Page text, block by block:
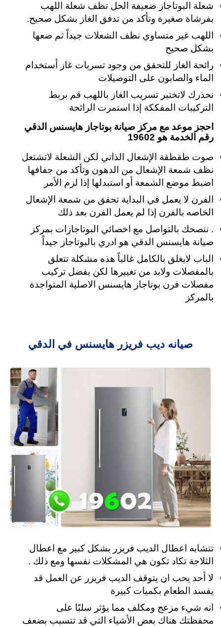
شعلة البوتاجاز ضعيفة الحل نظف شعلة اللهب
بفرشاة صغيرة وتأكد من تدفق الغاز بشكل صحيح.
اللهب غير متساوي نظف الشعلات جيداً ثم ضعها
بشكل صحيح
رائحة الغاز للتحقق من وجود تسربات غاز أستخدام
الماء والصابون على التوصيلات
نحذرك لاتختبر تسريب الغاز باللهب قم بربط
التركيبات المفككة إذا استمرت الرائحة
احجز موعد مع مركز صيانة بوتاجاز هايسنس الدقي
رقم الخدمة هو 19602
صوت طقطقة الإشعال الذاتي لكن الشعلة لاتشتعل
نظف شمعة الإشعال من الدهون وتأكد من جفافها
اضبط موضع الشمعة أو استبدلها إذا لزم الأمر
الفرن لا يعمل في البداية تحقق من شمعة الإشعال
الخاصه بالفرن إذا لم يعمل الفرن بعد ذلك
. ننصحك بالتواصل مع اخصائي البوتاجازات بمركز
صيانة هايسنس الدقي هو ادري بالبوتاجاز جيداً
الباب لايغلق بالكامل غالباً هذه مشكلة تتعلق
بالمفصلات ولابد من تغييرها لكن يفضل تركيب
مفصلات فرن بوتاجاز هايسنس الاصلية المتواجدة
بالمركز
صيانه ديب فريزر هايسنس في الدقي
تتشابه اعطال الديب فريزر بشكل كبير مع اعطال
الثلاجة تكاد تكون هي المشكلات نفسها ومع ذلك .
لا أحد يحب ان يتوقف الديب فريزر عن العمل قد
يفسد الطعام بكميات كبيرة
انه شيء مزعج ومكلف مما يؤثر سلبًا على
محفظتك هناك بعض الأشياء التي قد تتسبب بضعف